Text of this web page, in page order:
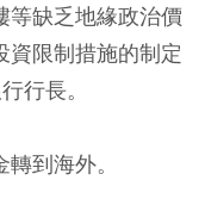
等缺乏地緣政治價
資限制措施的制定
行長。
到海外。